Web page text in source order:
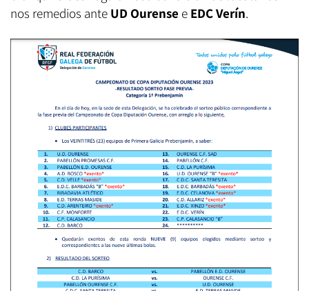
nos remedios ante UD Ourense e EDC Verín.